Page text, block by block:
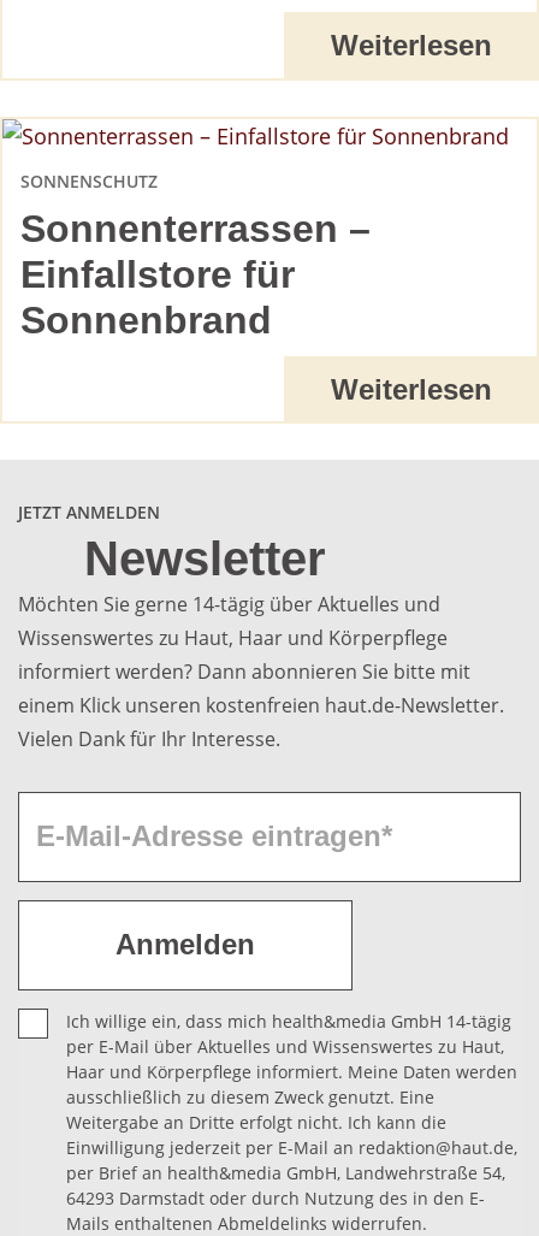
Weiterlesen
Sonnenterrassen –
Einfallstore für
Sonnenbrand
SONNENSCHUTZ
Weiterlesen
JETZT ANMELDEN
Newsletter
Möchten Sie gerne 14-tägig über Aktuelles und
Wissenswertes zu Haut, Haar und Körperpflege
informiert werden? Dann abonnieren Sie bitte mit
einem Klick unseren kostenfreien haut.de-Newsletter.
Vielen Dank für Ihr Interesse.
Ich willige ein, dass mich health&media GmbH 14-tägig
per E-Mail über Aktuelles und Wissenswertes zu Haut,
Haar und Körperpflege informiert. Meine Daten werden
ausschließlich zu diesem Zweck genutzt. Eine
Weitergabe an Dritte erfolgt nicht. Ich kann die
Einwilligung jederzeit per E-Mail an redaktion@haut.de,
per Brief an health&media GmbH, Landwehrstraße 54,
64293 Darmstadt oder durch Nutzung des in den E-
Mails enthaltenen Abmeldelinks widerrufen.